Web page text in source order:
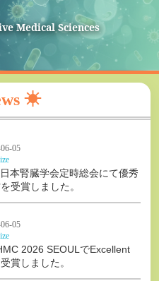
Medical Sciences
☀︎
05
本腎臓学会定時総会にて優秀
受賞しました。
05
2026 SEOULでExcellent
賞しました。